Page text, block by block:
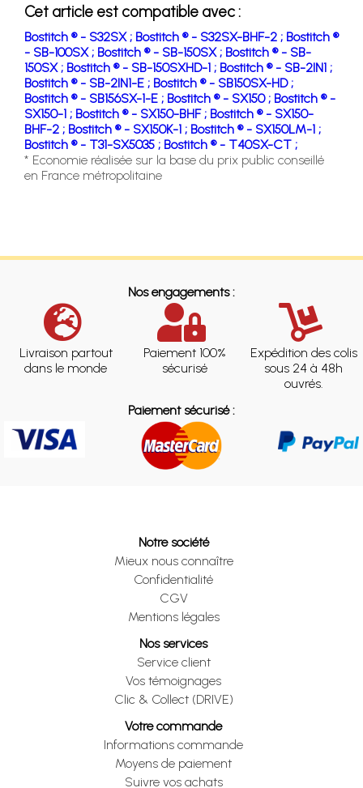
Cet article est compatible avec :
Bostitch ® - S32SX ; Bostitch ® - S32SX-BHF-2 ; Bostitch ®
- SB-100SX ; Bostitch ® - SB-150SX ; Bostitch ® - SB-
150SX ; Bostitch ® - SB-150SXHD-1 ; Bostitch ® - SB-2IN1 ;
Bostitch ® - SB-2IN1-E ; Bostitch ® - SB150SX-HD ;
Bostitch ® - SB156SX-1-E ; Bostitch ® - SX150 ; Bostitch ® -
SX150-1 ; Bostitch ® - SX150-BHF ; Bostitch ® - SX150-
BHF-2 ; Bostitch ® - SX150K-1 ; Bostitch ® - SX150LM-1 ;
Bostitch ® - T31-SX5035 ; Bostitch ® - T40SX-CT ;
* Economie réalisée sur la base du prix public conseillé
en France métropolitaine
Nos engagements :
Livraison partout
dans le monde
Paiement 100%
sécurisé
Expédition des colis
sous 24 à 48h
ouvrés.
Paiement sécurisé :
Notre société
Mieux nous connaître
Confidentialité
CGV
Mentions légales
Nos services
Service client
Vos témoignages
Clic & Collect (DRIVE)
Votre commande
Informations commande
Moyens de paiement
Suivre vos achats